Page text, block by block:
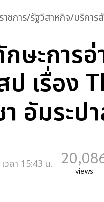
าชการ/รัฐวิสาหกิจ/บริการ
ษะการอ่
ป เรื่อ
อัมระป
วลา 15:43 น. views